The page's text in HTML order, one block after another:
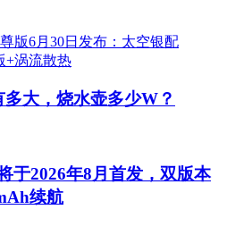
大，烧水壶多少W？
于2026年8月首发，双版本
续航